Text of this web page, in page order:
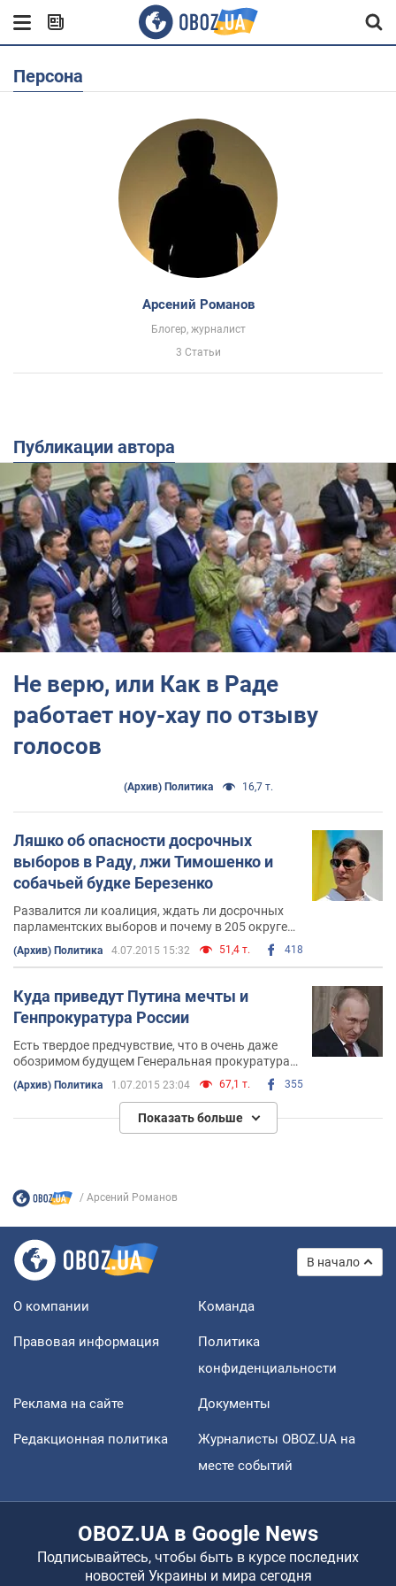
Персона
Арсений Романов
Блогер, журналист
3 Статьи
Публикации автора
Не верю, или Как в Раде
работает ноу-хау по отзыву
голосов
(Архив) Политика 16,7 т.
Ляшко об опасности досрочных
выборов в Раду, лжи Тимошенко и
собачьей будке Березенко
Развалится ли коалиция, ждать ли досрочных
парламентских выборов и почему в 205 округе
так много "Корбанов", "Обозревателю"
рассказал глава Радикальной партии Олег
(Архив) Политика 4.07.2015 15:32 51,4 т. 418
Куда приведут Путина мечты и
Генпрокуратура России
Есть твердое предчувствие, что в очень даже
обозримом будущем Генеральная прокуратура
России может принять решение о передаче
бывшего главы российского государства
Владимира Путина Гаагскому трибуналу
(Архив) Политика 1.07.2015 23:04 67,1 т. 355
Показать больше
Арсений Романов
В начало
О компании Команда
Правовая информация
Политика
конфиденциальности
Реклама на сайте Документы
Редакционная политика
Журналисты OBOZ.UA на
месте событий
OBOZ.UA в Google News
Подписывайтесь, чтобы быть в курсе последних
новостей Украины и мира сегодня